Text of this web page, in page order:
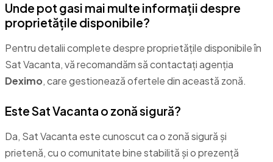
Unde pot gasi mai multe informații despre
proprietățile disponibile?
Pentru detalii complete despre proprietățile disponibile în
Sat Vacanta, vă recomandăm să contactați agenția
Deximo, care gestionează ofertele din această zonă.
Este Sat Vacanta o zonă sigură?
Da, Sat Vacanta este cunoscut ca o zonă sigură și
prietenă, cu o comunitate bine stabilită și o prezență